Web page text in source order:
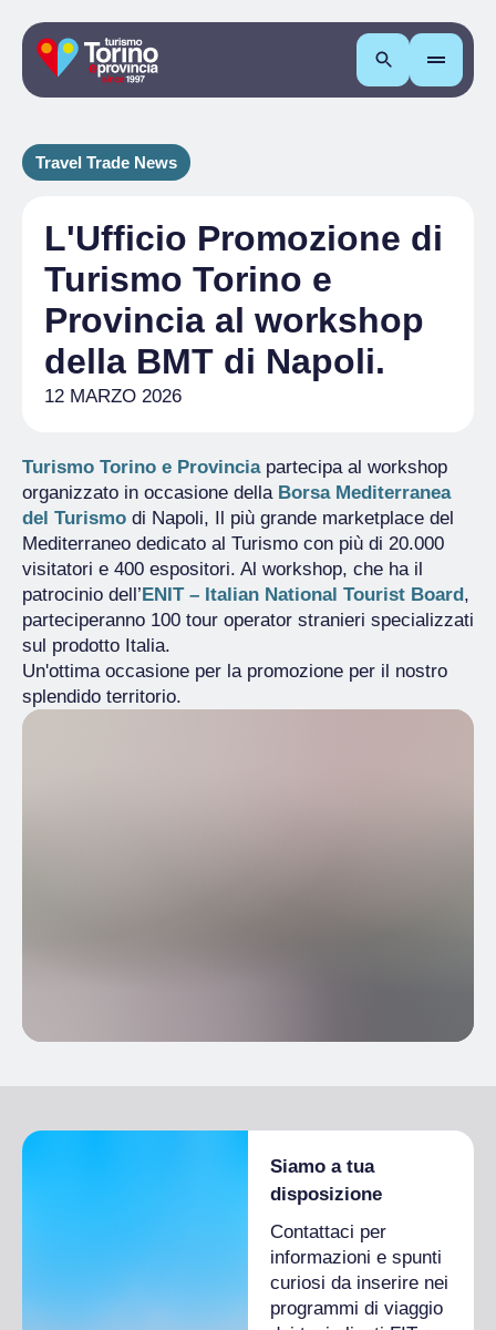
Cerca
Travel Trade News
L'Ufficio Promozione di
Turismo Torino e
Provincia al workshop
della BMT di Napoli.
12 MARZO 2026
Turismo Torino e Provinciapartecipa al workshop
organizzato in occasione della Borsa Mediterranea
del Turismo di Napoli, Il più grande marketplace del
Mediterraneo dedicato al Turismo con più di 20.000
visitatori e 400 espositori. Al workshop, che ha il
patrocinio dell’ENIT – Italian National Tourist Board,
parteciperanno 100 tour operator stranieri specializzati
sul prodotto Italia.
Un'ottima occasione per la promozione per il nostro
splendido territorio.
Siamo a tua
disposizione
Contattaci per
informazioni e spunti
curiosi da inserire nei
programmi di viaggio